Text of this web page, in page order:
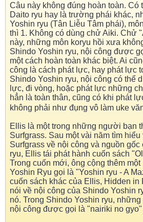
Câu này không đúng hoàn toàn. Có
Daito ryu hay là trường phái khác,
Yoshin ryu (Tân Liễu Tâm phái),
thì 1. Không có dùng chử Aiki. Chử
này, những môn koryu hồi xưa
Shindo Yoshin ryu, nội công được
một cách hoàn toàn khác biệt. Ai
công là cách phát lực, hay phát lực
Shindo Yoshin ryu, nội công có thể
lực, đi vòng, hoặc phát lực những
hẳn là toàn thân, cũng có khi phát
không phải như đụng vô làm uke
Ellis là một trong những người bạn
Surfgrass. Sau một vài năm tìm
Surfgrass về nội công và nguồn
ryu, Ellis tái phát hành cuốn sách
Trong cuốn mới, ông cộng thêm
Yoshin Ryu gọi là "Yoshin ryu - A
cuốn sách khác của Ellis, Hidden in
nói về nội công của Shindo Yoshin
nó. Trong Shindo Yoshin ryu,
nội công được gọi là "nairiki no gyo"